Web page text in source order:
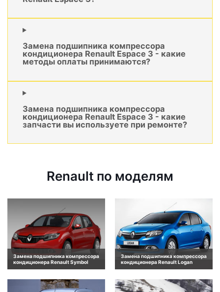
Замена подшипника компрессора
кондиционера Renault Espace 3 - какие
методы оплаты принимаются?
Замена подшипника компрессора
кондиционера Renault Espace 3 - какие
запчасти вы используете при ремонте?
Renault по моделям
Замена подшипника компрессора
кондиционера Renault Symbol
Замена подшипника компрессора
кондиционера Renault Logan